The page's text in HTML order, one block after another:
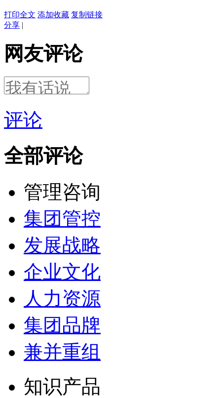
打印全文 添加收藏 复制链接
分享 |
网友评论
评论
全部评论
管理咨询
集团管控
发展战略
企业文化
人力资源
集团品牌
兼并重组
知识产品